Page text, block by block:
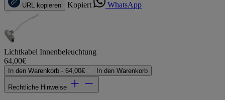
URL kopieren Kopiert WhatsApp
Lichtkabel Innenbeleuchtung
64,00€
In den Warenkorb - 64,00€ In den Warenkorb
Rechtliche Hinweise